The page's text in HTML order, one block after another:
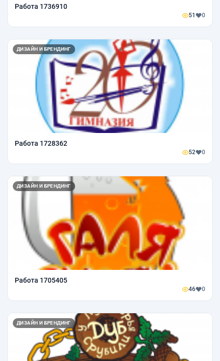
Работа 1736910
51 0
ДИЗАЙН И БРЕНДИНГ
Работа 1728362
52 0
ДИЗАЙН И БРЕНДИНГ
Работа 1705405
46 0
ДИЗАЙН И БРЕНДИНГ